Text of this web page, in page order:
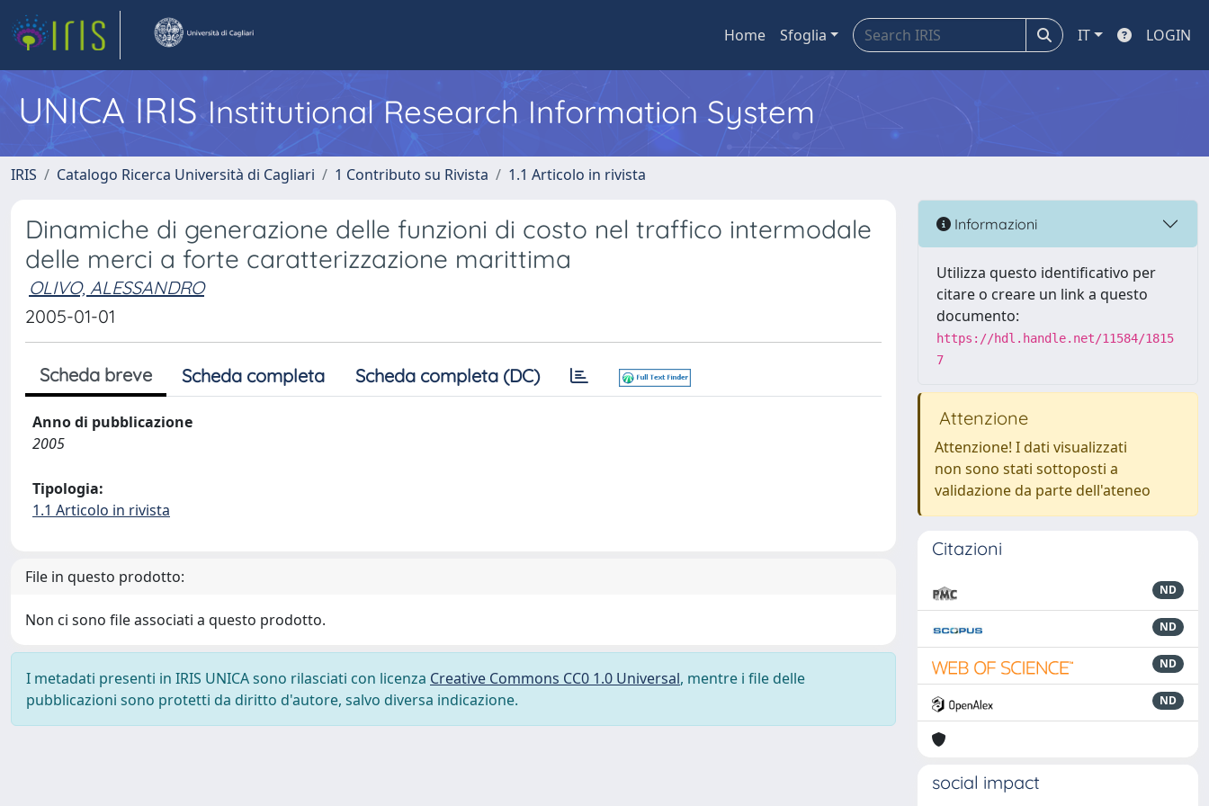
Home Sfoglia IT LOGIN
UNICA IRISInstitutional Research Information System
IRIS Catalogo Ricerca Università di Cagliari 1 Contributo su Rivista 1.1 Articolo in rivista
Dinamiche di generazione delle funzioni di costo nel traffico intermodale
delle merci a forte caratterizzazione marittima
OLIVO, ALESSANDRO
2005-01-01
Scheda breve Scheda completa Scheda completa (DC)
Anno di pubblicazione
2005
Tipologia:
1.1 Articolo in rivista
File in questo prodotto:
Non ci sono file associati a questo prodotto.
I metadati presenti in IRIS UNICA sono rilasciati con licenza Creative Commons CC0 1.0 Universal, mentre i file delle
pubblicazioni sono protetti da diritto d'autore, salvo diversa indicazione.
Informazioni
Utilizza questo identificativo per
citare o creare un link a questo
documento:
https://hdl.handle.net/11584/1815
7
Attenzione
Attenzione! I dati visualizzati
non sono stati sottoposti a
validazione da parte dell'ateneo
Citazioni
ND
ND
ND
ND
social impact